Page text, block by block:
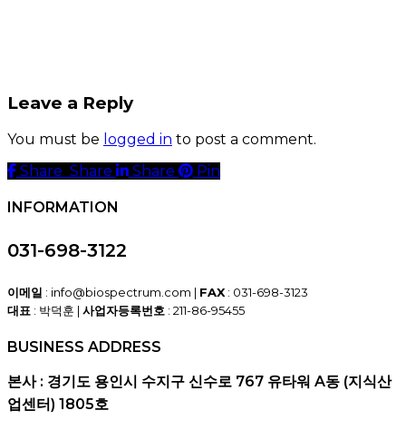
Leave a Reply
You must be logged in to post a comment.
Share
Share Share Share Pin
INFORMATION
031-698-3122
이메일 : info@biospectrum.com | FAX : 031-698-3123
대표 : 박덕훈 | 사업자등록번호 : 211-86-95455
BUSINESS ADDRESS
본사 : 경기도 용인시 수지구 신수로 767 유타워 A동 (지식산
업센터) 1805호